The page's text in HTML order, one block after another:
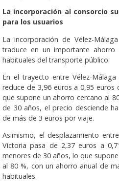
La incorporación al consorcio
para los usuarios
La incorporación de Vélez-
traduce en un importante ahorro
habituales del transporte público.
En el trayecto entre Vélez-
reduce de 3,96 euros a 0,95
que supone un ahorro cercano al
de 30 años, el precio desciende
de más de 3 euros por viaje.
Asimismo, el desplazamiento
Victoria pasa de 2,37 euros a
menores de 30 años, lo que
al 80 %, con un ahorro anual de
habituales.